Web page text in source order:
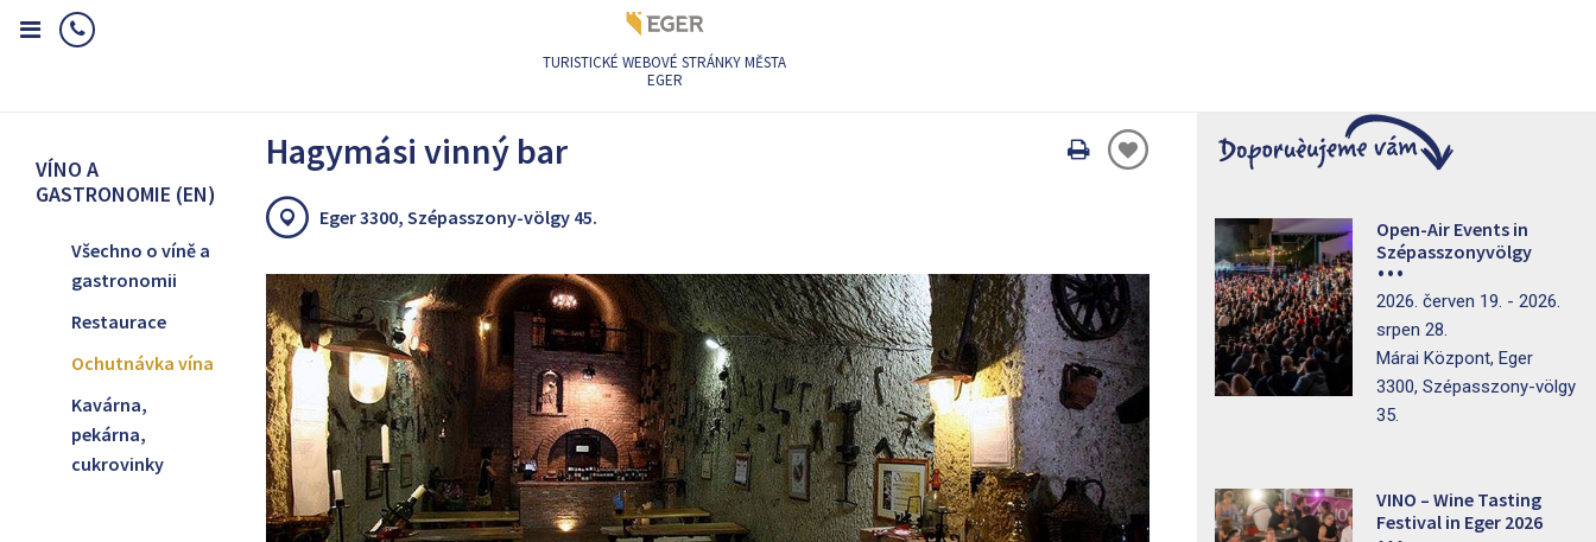
TURISTICKÉ WEBOVÉ STRÁNKY MĚSTA
EGER
VÍNO A
GASTRONOMIE (EN)
Všechno o víně a
gastronomii
Restaurace
Ochutnávka vína
Kavárna,
pekárna,
cukrovinky
Hagymási vinný bar
Oldal
Eger 3300, Szépasszony-völgy 45.
Open-Air Events in
Szépasszonyvölgy
2026. červen 19. - 2026.
srpen 28.
Márai Központ, Eger
3300, Szépasszony-völgy
35.
VINO – Wine Tasting
Festival in Eger 2026